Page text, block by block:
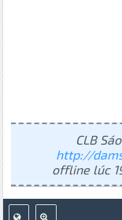
CLB
http://
offline lúc